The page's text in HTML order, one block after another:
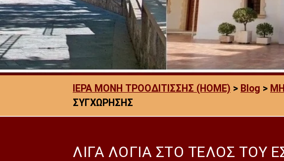
ΙΕΡΑ ΜΟΝΗ ΤΡΟΟΔΙΤΙΣΣΗΣ (HOME) > Blog >
ΣΥΓΧΩΡΗΣΗΣ
ΛΙΓΑ ΛΟΓΙΑ ΣΤΟ ΤΕΛΟΣ ΤΟΥ